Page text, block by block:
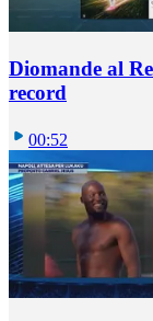
Diomande al
record
00:52